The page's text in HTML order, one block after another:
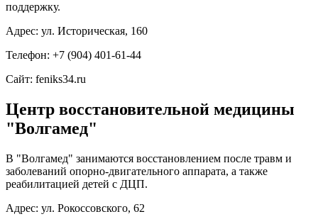
поддержку.
Адрес: ул. Историческая, 160
Телефон: +7 (904) 401-61-44
Сайт: feniks34.ru
Центр восстановительной медицины
"Волгамед"
В "Волгамед" занимаются восстановлением после травм и
заболеваний опорно-двигательного аппарата, а также
реабилитацией детей с ДЦП.
Адрес: ул. Рокоссовского, 62